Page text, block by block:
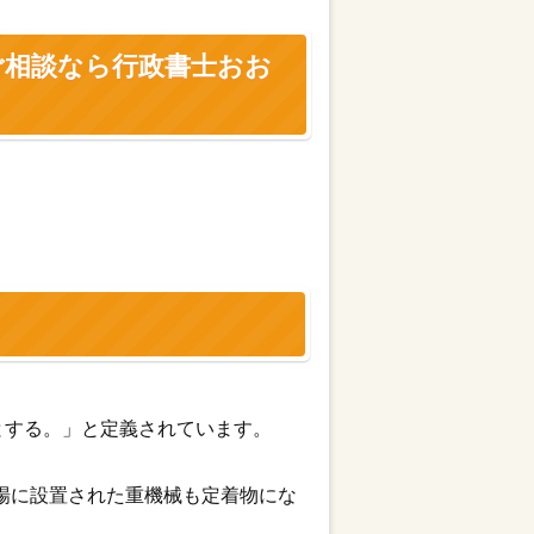
なら行政書士おお
る。」と定義されています。
設置された重機械も定着物にな